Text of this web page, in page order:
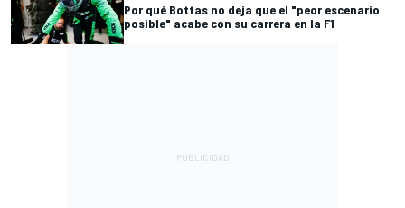
Por qué Bottas no deja que el "peor escenario
posible" acabe con su carrera en la F1